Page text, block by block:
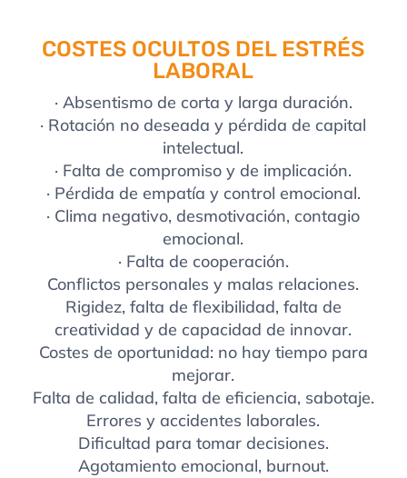
COSTES OCULTOS DEL ESTRÉS
LABORAL
· Absentismo de corta y larga duración.
· Rotación no deseada y pérdida de capital
intelectual.
· Falta de compromiso y de implicación.
· Pérdida de empatía y control emocional.
· Clima negativo, desmotivación, contagio
emocional.
· Falta de cooperación.
Conflictos personales y malas relaciones.
Rigidez, falta de flexibilidad, falta de
creatividad y de capacidad de innovar.
Costes de oportunidad: no hay tiempo para
mejorar.
Falta de calidad, falta de eficiencia, sabotaje.
Errores y accidentes laborales.
Dificultad para tomar decisiones.
Agotamiento emocional, burnout.